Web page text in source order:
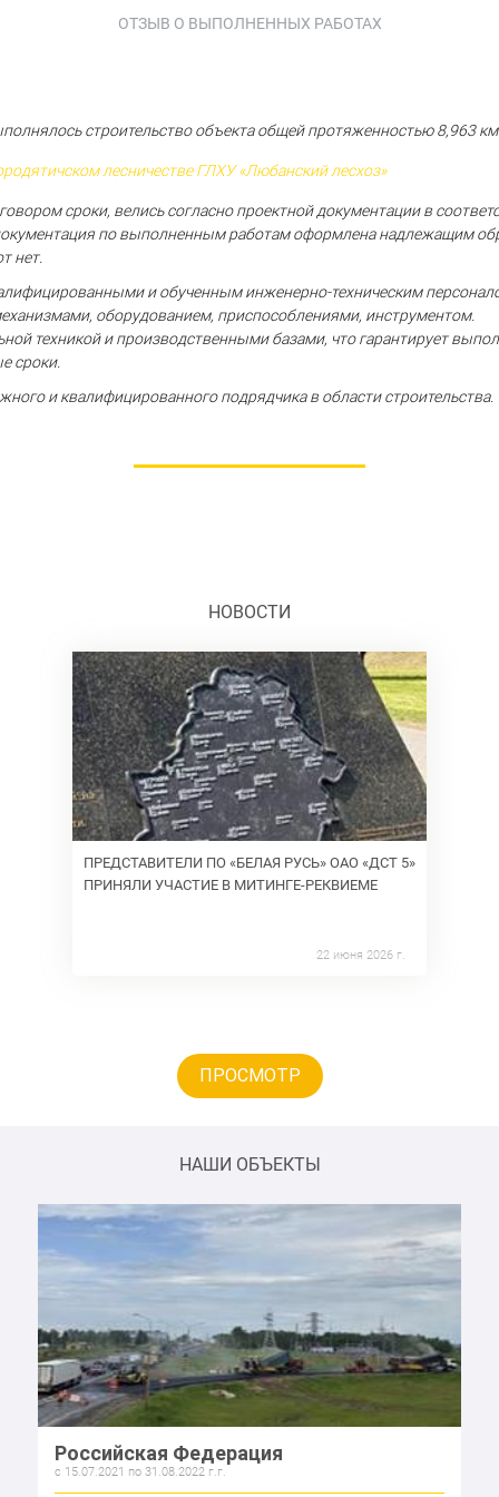
ОТЗЫВ О ВЫПОЛНЕННЫХ РАБОТАХ
строительство объекта общей протяженностью 8,963
лесничестве ГЛХУ «Любанский лесхоз»
сроки, велись согласно проектной документации в
по выполненным работам оформлена надлежащим
нет.
и обученным инженерно-техническим
оборудованием, приспособлениями, инструментом.
техникой и производственными базами, что гарантирует
сроки.
и квалифицированного подрядчика в области строительства.
НОВОСТИ
ПРЕДСТАВИТЕЛИ ПО «БЕЛАЯ РУСЬ» ОАО «ДСТ 5»
ПРИНЯЛИ УЧАСТИЕ В МИТИНГЕ-РЕКВИЕМЕ
22 июня 2026 г.
ПРОСМОТР
НАШИ ОБЪЕКТЫ
Российская Федерация
c 15.07.2021 по 31.08.2022 г.г.